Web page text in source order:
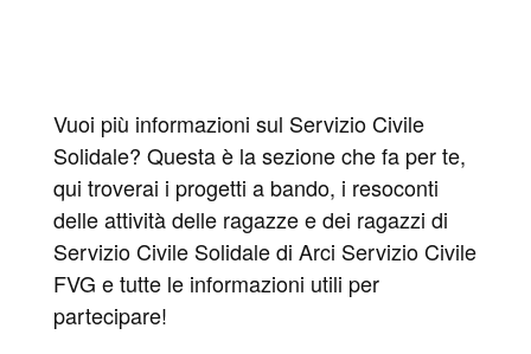
Vuoi più informazioni sul Servizio Civile
Solidale? Questa è la sezione che fa per te,
qui troverai i progetti a bando, i resoconti
delle attività delle ragazze e dei ragazzi di
Servizio Civile Solidale di Arci Servizio Civile
FVG e tutte le informazioni utili per
partecipare!